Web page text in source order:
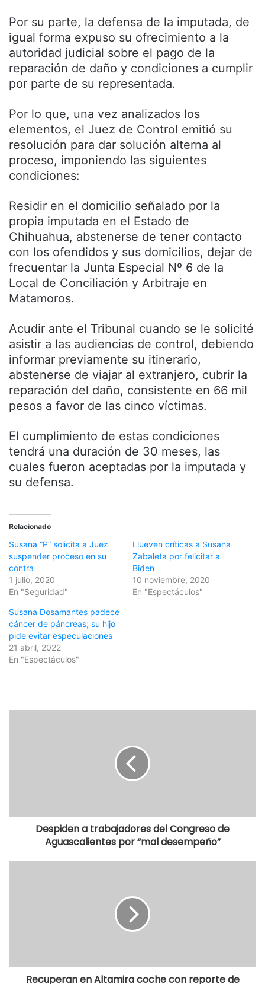
Por su parte, la defensa de la imputada, de
igual forma expuso su ofrecimiento a la
autoridad judicial sobre el pago de la
reparación de daño y condiciones a cumplir
por parte de su representada.
Por lo que, una vez analizados los
elementos, el Juez de Control emitió su
resolución para dar solución alterna al
proceso, imponiendo las siguientes
condiciones:
Residir en el domicilio señalado por la
propia imputada en el Estado de
Chihuahua, abstenerse de tener contacto
con los ofendidos y sus domicilios, dejar de
frecuentar la Junta Especial Nº 6 de la
Local de Conciliación y Arbitraje en
Matamoros.
Acudir ante el Tribunal cuando se le solicité
asistir a las audiencias de control, debiendo
informar previamente su itinerario,
abstenerse de viajar al extranjero, cubrir la
reparación del daño, consistente en 66 mil
pesos a favor de las cinco víctimas.
El cumplimiento de estas condiciones
tendrá una duración de 30 meses, las
cuales fueron aceptadas por la imputada y
su defensa.
Relacionado
Susana “P” solicita a Juez
suspender proceso en su
contra
1 julio, 2020
En "Seguridad"
Llueven críticas a Susana
Zabaleta por felicitar a
Biden
10 noviembre, 2020
En "Espectáculos"
Susana Dosamantes padece
cáncer de páncreas; su hijo
pide evitar especulaciones
21 abril, 2022
En "Espectáculos"
Despiden a trabajadores del Congreso de
Aguascalientes por “mal desempeño”
Recuperan en Altamira coche con reporte de